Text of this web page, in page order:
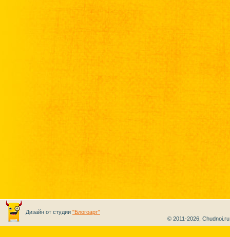
Дизайн от студии "Блогоарт"
© 2011-2026,